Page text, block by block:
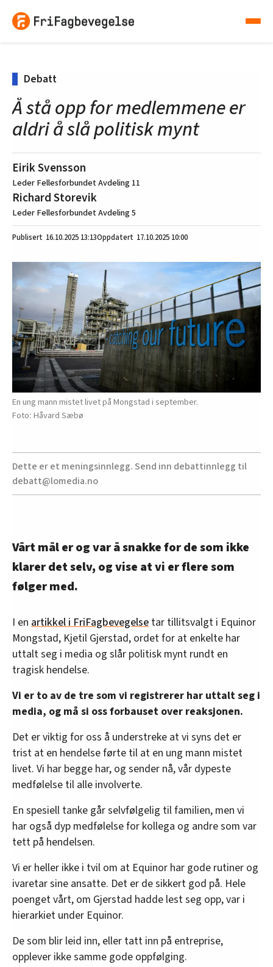
Debatt
Å stå opp for medlemmene er
aldri å slå politisk mynt
Eirik Svensson
Leder Fellesforbundet Avdeling 11
Richard Storevik
Leder Fellesforbundet Avdeling 5
16.10.2025 13:13 17.10.2025 10:00
En ung mann mistet livet på Mongstad i september.
Håvard Sæbø
Dette er et meningsinnlegg. Send inn debattinnlegg til
debatt@lomedia.no
Vårt mål er og var å snakke for de som ikke
klarer det selv, og vise at vi er flere som
følger med.
I en artikkel i FriFagbevegelse tar tillitsvalgt i Equinor
Mongstad, Kjetil Gjerstad, ordet for at enkelte har
uttalt seg i media og slår politisk mynt rundt en
tragisk hendelse.
Vi er to av de tre som vi registrerer har uttalt seg i
media, og må si oss forbauset over reaksjonen.
Det er viktig for oss å understreke at vi syns det er
trist at en hendelse førte til at en ung mann mistet
livet. Vi har begge har, og sender nå, vår dypeste
medfølelse til alle involverte.
En spesiell tanke går selvfølgelig til familien, men vi
har også dyp medfølelse for kollega og andre som var
tett på hendelsen.
Vi er heller ikke i tvil om at Equinor har gode rutiner og
ivaretar sine ansatte. Det er de sikkert god på. Hele
poenget vårt, om Gjerstad hadde lest seg opp, var i
hierarkiet under Equinor.
De som blir leid inn, eller tatt inn på entreprise,
opplever ikke samme gode oppfølging.